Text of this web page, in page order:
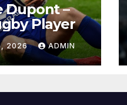
Dupont –
Player
2026 ADMIN